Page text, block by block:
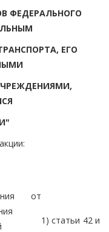
ФЕДЕРАЛЬНОГО
ЕГО
от
1) статьи 42 и